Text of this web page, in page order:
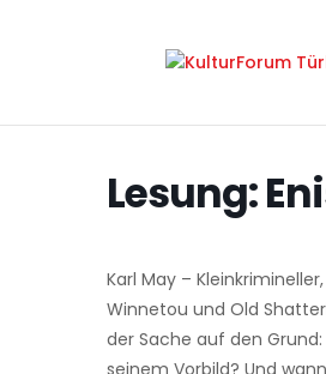
Lesung:
Karl May –
Winnetou und Old
der Sache auf den
seinem Vorbild? Und